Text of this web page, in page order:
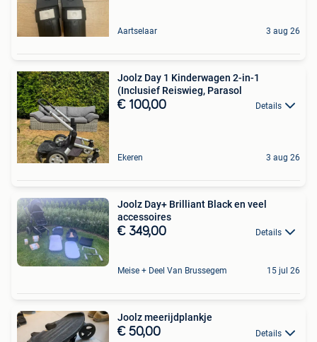
Aartselaar 3 aug 26
Joolz Day 1 Kinderwagen 2-in-1
(Inclusief Reiswieg, Parasol
€ 100,00 Details
Ekeren 3 aug 26
Joolz Day+ Brilliant Black en veel
accessoires
€ 349,00 Details
Meise + Deel Van Brussegem 15 jul 26
Joolz meerijdplankje
€ 50,00 Details